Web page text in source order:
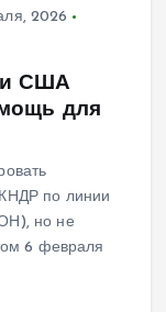
2026
США
для
по линии
но не
6 февраля